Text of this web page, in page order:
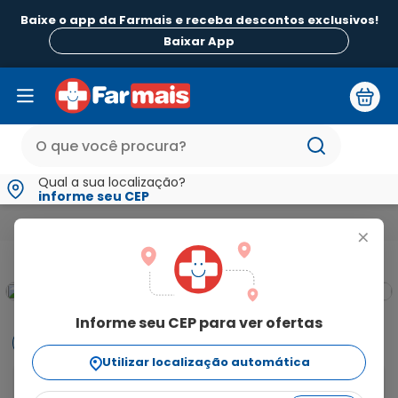
Baixe o app da Farmais e receba descontos exclusivos!
Baixar App
Qual a sua localização?
informe seu CEP
+
Informe seu CEP para ver ofertas
Utilizar localização automática
Shampoo
Informações
O Shampoo Anticaspa Elseve Hydra Detox garante